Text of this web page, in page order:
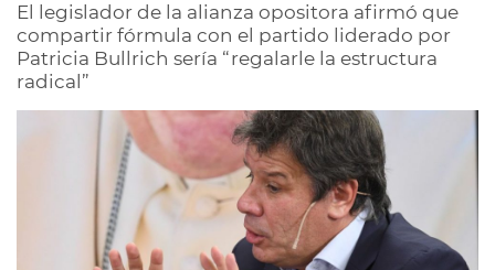
El legislador de la alianza opositora afirmó que
compartir fórmula con el partido liderado por
Patricia Bullrich sería “regalarle la estructura
radical”